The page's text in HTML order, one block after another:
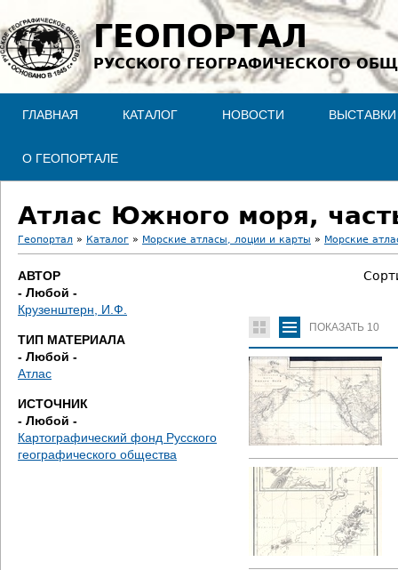
Jump to navigation
ГЕОПОРТАЛ
РУССКОГО ГЕОГРАФИЧЕСКОГО
ГЛАВНАЯ КАТАЛОГ НОВОСТИ ВЫСТАВКИ
О ГЕОПОРТАЛЕ
Атлас Южного моря,
В
ы
з
д
е
с
Геопортал » Каталог » Морские атласы, лоции и карты » Морские
АВТОР
- Любой -
Крузенштерн, И.Ф.
ТИП МАТЕРИАЛА
- Любой -
Атлас
ИСТОЧНИК
- Любой -
Картографический фонд Русского
географического общества
ПОКАЗАТЬ 10